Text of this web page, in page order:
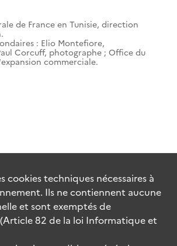
de France en Tunisie, direction
: Elio Montefiore,
Corcuff, photographe ; Office du
commerciale.
cookiestechniques nécessaires à
Ils ne contiennent aucune
et sont exemptés de
82 de la loi Informatique et